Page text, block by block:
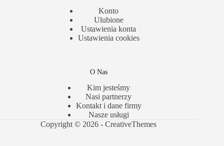
Konto
Ulubione
Ustawienia konta
Ustawienia cookies
O Nas
Kim jesteśmy
Nasi partnerzy
Kontakt i dane firmy
Nasze usługi
Copyright © 2026 -CreativeThemes